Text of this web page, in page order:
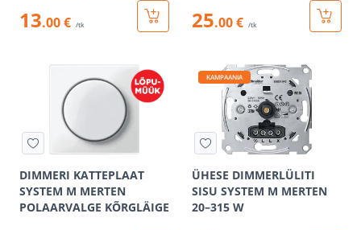
13.00 € /tk 25.00 € /tk
DIMMERI KATTEPLAAT
SYSTEM M MERTEN
POLAARVALGE KÕRGLÄIGE
KAMPAANIA
ÜHESE DIMMERLÜLITI
SISU SYSTEM M MERTEN
20–315 W